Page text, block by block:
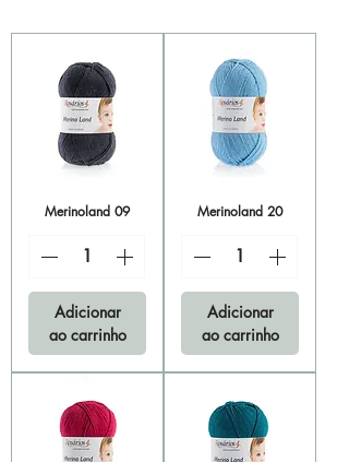
Merinoland 09
Adicionar
ao carrinho
Merinoland 20
Adicionar
ao carrinho